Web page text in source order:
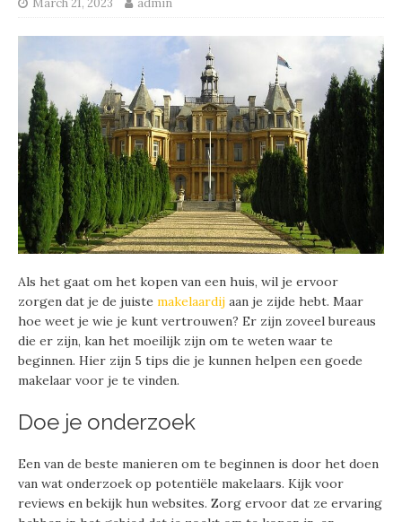
March 21, 2023 admin
Als het gaat om het kopen van een huis, wil je ervoor
zorgen dat je de juiste makelaardij aan je zijde hebt. Maar
hoe weet je wie je kunt vertrouwen? Er zijn zoveel bureaus
die er zijn, kan het moeilijk zijn om te weten waar te
beginnen. Hier zijn 5 tips die je kunnen helpen een goede
makelaar voor je te vinden.
Doe je onderzoek
Een van de beste manieren om te beginnen is door het doen
van wat onderzoek op potentiële makelaars. Kijk voor
reviews en bekijk hun websites. Zorg ervoor dat ze ervaring